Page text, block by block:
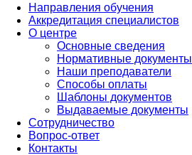
Направления обучения
Аккредитация специалистов
О центре
Основные сведения
Нормативные документы
Наши преподаватели
Способы оплаты
Шаблоны документов
Выдаваемые документы
Сотрудничество
Вопрос-ответ
Контакты